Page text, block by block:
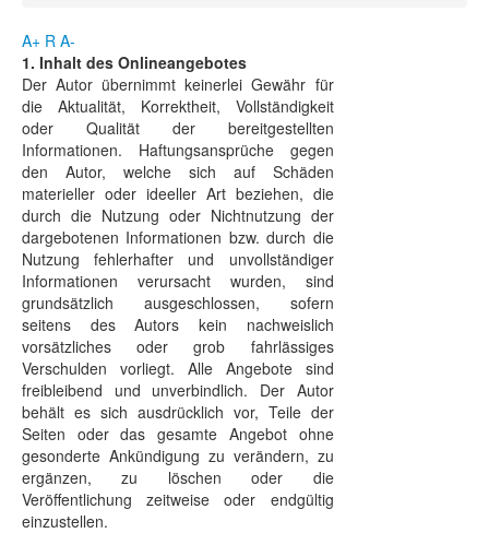
A+ R A-
1. Inhalt des Onlineangebotes
Der Autor übernimmt keinerlei Gewähr für
die Aktualität, Korrektheit, Vollständigkeit
oder Qualität der bereitgestellten
Informationen. Haftungsansprüche gegen
den Autor, welche sich auf Schäden
materieller oder ideeller Art beziehen, die
durch die Nutzung oder Nichtnutzung der
dargebotenen Informationen bzw. durch die
Nutzung fehlerhafter und unvollständiger
Informationen verursacht wurden, sind
grundsätzlich ausgeschlossen, sofern
seitens des Autors kein nachweislich
vorsätzliches oder grob fahrlässiges
Verschulden vorliegt. Alle Angebote sind
freibleibend und unverbindlich. Der Autor
behält es sich ausdrücklich vor, Teile der
Seiten oder das gesamte Angebot ohne
gesonderte Ankündigung zu verändern, zu
ergänzen, zu löschen oder die
Veröffentlichung zeitweise oder endgültig
einzustellen.